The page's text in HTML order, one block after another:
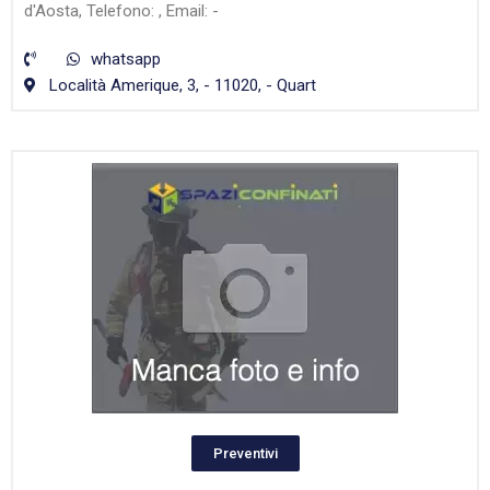
d'Aosta, Telefono: , Email: -
whatsapp
Località Amerique, 3, - 11020, - Quart
Preventivi